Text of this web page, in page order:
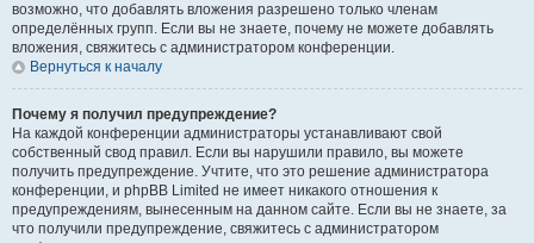
возможно, что добавлять вложения разрешено только членам
определённых групп. Если вы не знаете, почему не можете добавлять
вложения, свяжитесь с администратором конференции.
Вернуться к началу
Почему я получил предупреждение?
На каждой конференции администраторы устанавливают свой
собственный свод правил. Если вы нарушили правило, вы можете
получить предупреждение. Учтите, что это решение администратора
конференции, и phpBB Limited не имеет никакого отношения к
предупреждениям, вынесенным на данном сайте. Если вы не знаете, за
что получили предупреждение, свяжитесь с администратором